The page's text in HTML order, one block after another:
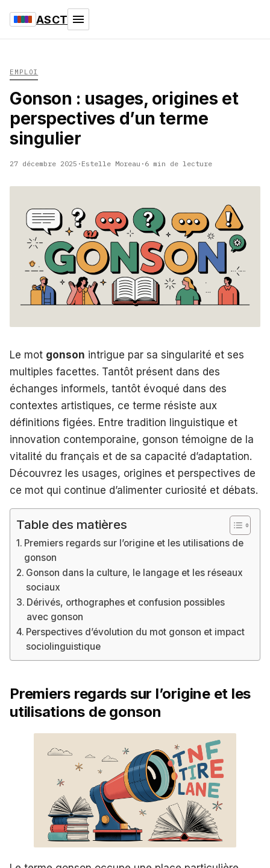
ASCT
EMPLOI
Gonson : usages, origines et
perspectives d’un terme
singulier
27 décembre 2025 · Estelle Moreau · 6 min de lecture
Le mot gonson intrigue par sa singularité et ses
multiples facettes. Tantôt présent dans des
échanges informels, tantôt évoqué dans des
contextes artistiques, ce terme résiste aux
définitions figées. Entre tradition linguistique et
innovation contemporaine, gonson témoigne de la
vitalité du français et de sa capacité d’adaptation.
Découvrez les usages, origines et perspectives de
ce mot qui continue d’alimenter curiosité et débats.
Table des matières
Premiers regards sur l’origine et les utilisations de
gonson
Gonson dans la culture, le langage et les réseaux
sociaux
Dérivés, orthographes et confusion possibles
avec gonson
Perspectives d’évolution du mot gonson et impact
sociolinguistique
Premiers regards sur l’origine et les
utilisations de gonson